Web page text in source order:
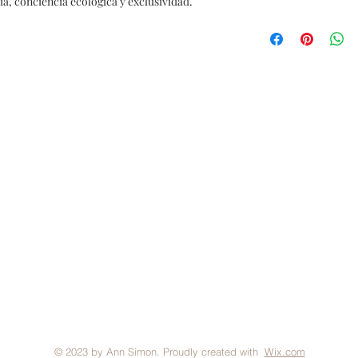
© 2023 by Ann Simon. Proudly created with Wix.com